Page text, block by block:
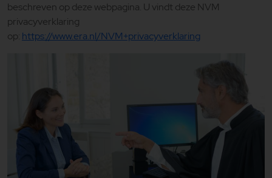
beschreven op deze webpagina. U vindt deze NVM
privacyverklaring
op: https://www.era.nl/NVM+privacyverklaring